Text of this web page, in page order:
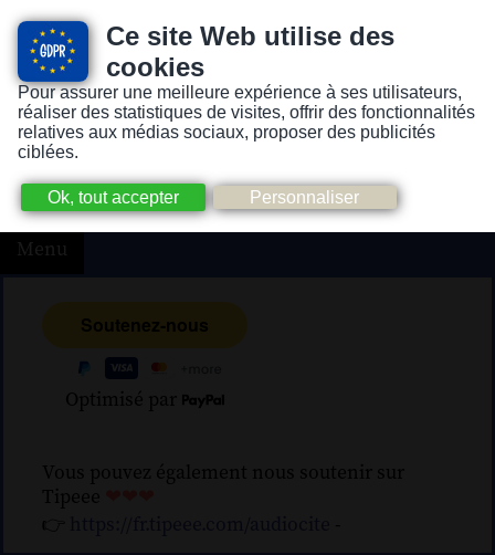
Ce site Web utilise des
cookies
Pour assurer une meilleure expérience à ses utilisateurs,
réaliser des statistiques de visites, offrir des fonctionnalités
relatives aux médias sociaux, proposer des publicités
ciblées.
Version pour personnes mal-voyantes ou non-voyantes
Menu
Optimisé par
Vous pouvez également nous soutenir sur
Tipeee
👉
-